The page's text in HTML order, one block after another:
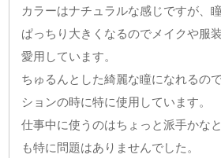
カラーはナチュラルな感じですが、
ぱっちり大きくなるのでメイクや服
愛用しています。
ちゅるんとした綺麗な瞳になれるの
ションの時に特に使用しています。
仕事中に使うのはちょっと派手かな
も特に問題はありませんでした。